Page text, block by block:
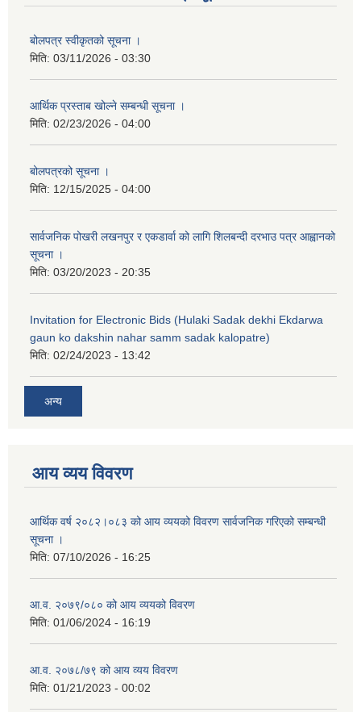
बोलपत्र स्वीकृतको सूचना ।
मिति: 03/11/2026 - 03:30
आर्थिक प्रस्ताब खोल्ने सम्बन्धी सूचना ।
मिति: 02/23/2026 - 04:00
बोलपत्रको सूचना ।
मिति: 12/15/2025 - 04:00
सार्वजनिक पोखरी लखनपुर र एकडार्वा को लागि शिलबन्दी दरभाउ पत्र आह्वानको
सूचना ।
मिति: 03/20/2023 - 20:35
Invitation for Electronic Bids (Hulaki Sadak dekhi Ekdarwa
gaun ko dakshin nahar samm sadak kalopatre)
मिति: 02/24/2023 - 13:42
अन्य
आय व्यय विवरण
आर्थिक वर्ष २०८२।०८३ को आय व्ययको विवरण सार्वजनिक गरिएको सम्बन्धी
सूचना ।
मिति: 07/10/2026 - 16:25
आ.व. २०७९/०८० को आय व्ययको विवरण
मिति: 01/06/2024 - 16:19
आ.व. २०७८/७९ को आय व्यय विवरण
मिति: 01/21/2023 - 00:02